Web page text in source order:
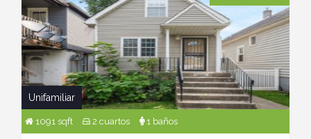
Unifamiliar
1091 sqft 2 cuartos 1 baños